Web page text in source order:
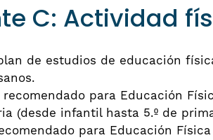
C: Actividad
de estudios de educación
para Educación
(desde infantil hasta 5.º de
para Educación